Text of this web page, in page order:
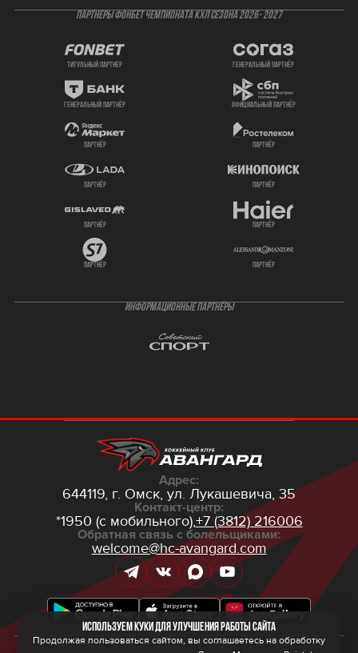
ПАРТНЕРЫ ФОНБЕТ ЧЕМПИОНАТА КХЛ СЕЗОНА 2026- 2027
титульный партнер генеральный партнёр
генеральный партнёр официальный партнёр
партнёр партнёр
партнёр партнёр
партнёр партнёр
партнёр партнёр
ИНФОРМАЦИОННЫЕ ПАРТНЁРЫ
Адрес:
644119, г. Омск, ул. Лукашевича, 35
Контакт-центр:
*1950 (с мобильного),+7 (3812) 216006
Обратная связь с болельщиками:
welcome@hc-avangard.com
Используем куки для улучшения работы сайта
Продолжая пользоваться сайтом, вы соглашаетесь на обработку